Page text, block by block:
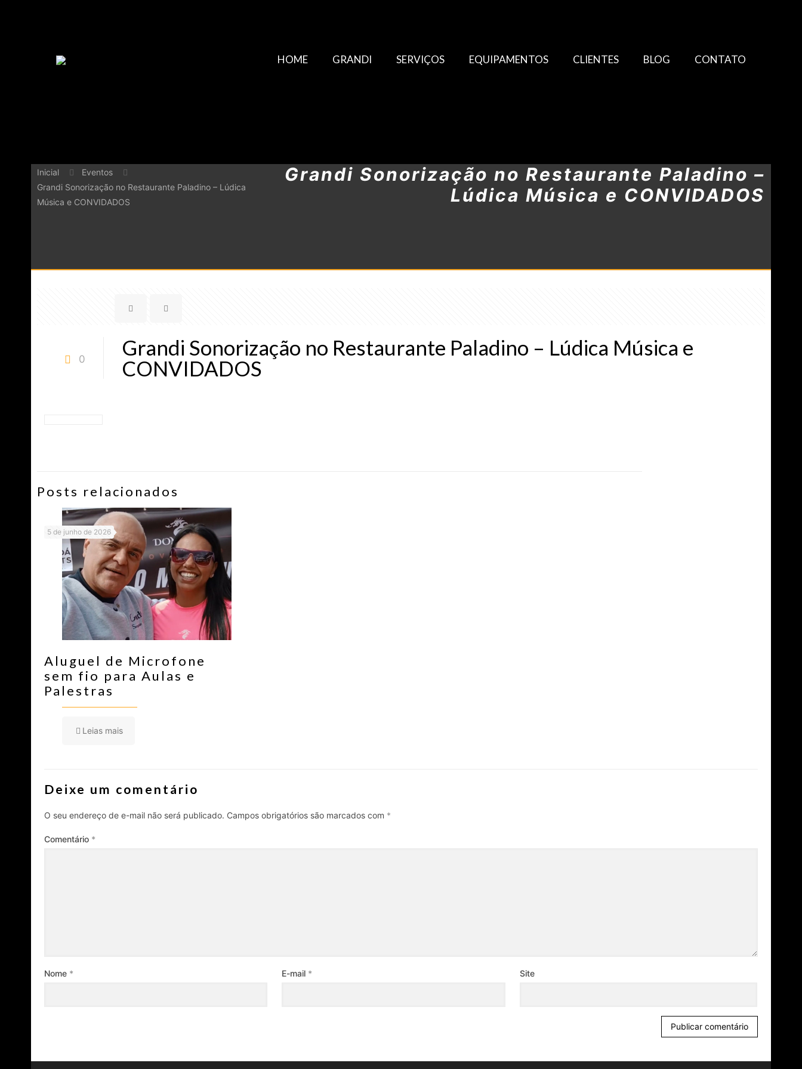
HOME GRANDI SERVIÇOS EQUIPAMENTOS CLIENTES BLOG CONTATO
Grandi Sonorização no Restaurante Paladino –
Lúdica Música e CONVIDADOS
Inicial
Eventos
Grandi Sonorização no Restaurante Paladino – Lúdica
Música e CONVIDADOS
0
Grandi Sonorização no Restaurante Paladino – Lúdica Música e
CONVIDADOS
Posts relacionados
5 de junho de 2026
Aluguel de Microfone
sem fio para Aulas e
Palestras
Leias mais
Deixe um comentário
O seu endereço de e-mail não será publicado. Campos obrigatórios são marcados com *
Comentário *
Nome * E-mail * Site